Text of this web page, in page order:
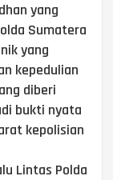
yang
Sumatera
yang
kepedulian
diberi
bukti nyata
kepolisian
Lintas Polda